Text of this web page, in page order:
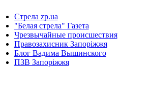
Стрела zp.ua
"Белая стрела" Газета
Чрезвычайные происшествия
Правозахисник Запоріжжя
Блог Вадима Вышинского
ПЗВ Запоріжжя